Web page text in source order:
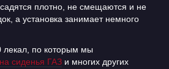
плотно, не смещаются и не
а установка занимает немного
лекал, по которым мы
сиденья ГАЗ и многих других